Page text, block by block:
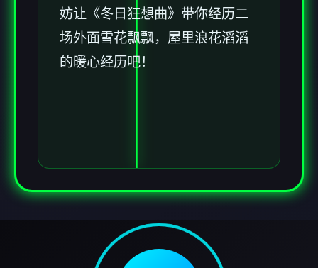
妨让《冬日狂想曲》带你经历二
场​​外面雪花飘飘，屋里浪花滔滔​​
的暖心经历吧！